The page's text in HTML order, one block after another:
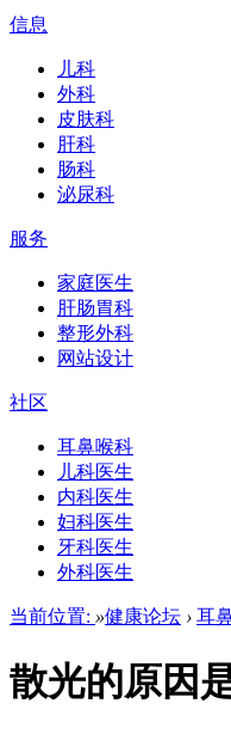
信息
儿科
外科
皮肤科
肝科
肠科
泌尿科
服务
家庭医生
肝肠胃科
整形外科
网站设计
社区
耳鼻喉科
儿科医生
内科医生
妇科医生
牙科医生
外科医生
当前位置: »健康论坛 › 耳
散光的原因